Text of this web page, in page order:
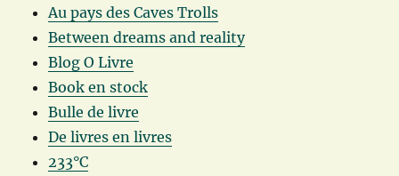
Au pays des Caves Trolls
Between dreams and reality
Blog O Livre
Book en stock
Bulle de livre
De livres en livres
233°C